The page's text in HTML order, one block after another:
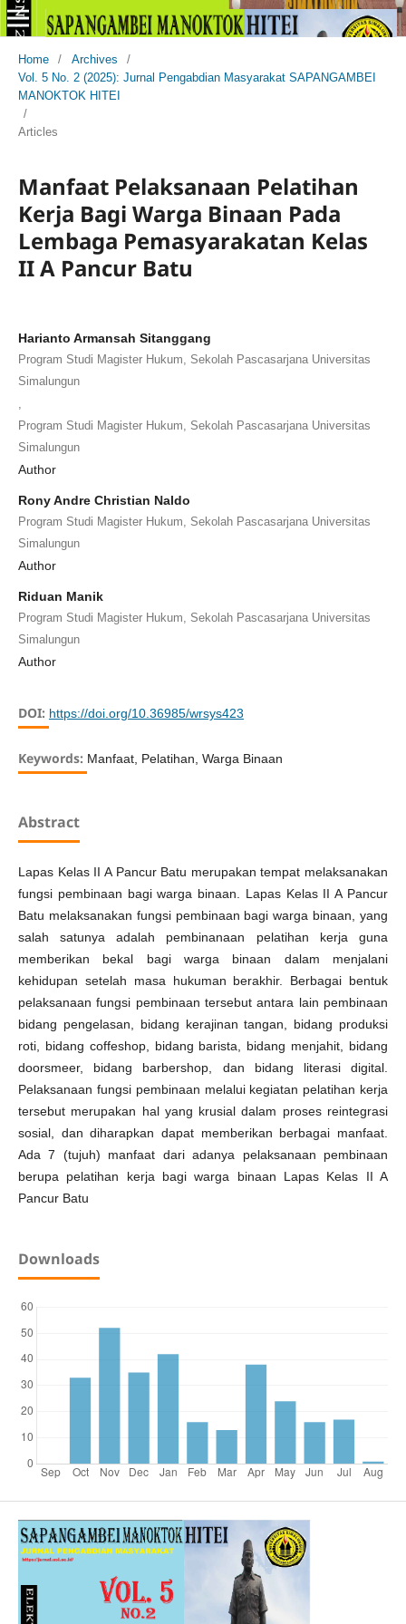
Home / Archives
/
Vol. 5 No. 2 (2025): Jurnal Pengabdian Masyarakat SAPANGAMBEI
MANOKTOK HITEI
/
Articles
Manfaat Pelaksanaan Pelatihan
Kerja Bagi Warga Binaan Pada
Lembaga Pemasyarakatan Kelas
II A Pancur Batu
Harianto Armansah Sitanggang
Program Studi Magister Hukum, Sekolah Pascasarjana Universitas
Simalungun
Program Studi Magister Hukum, Sekolah Pascasarjana Universitas
Simalungun
Author
Rony Andre Christian Naldo
Program Studi Magister Hukum, Sekolah Pascasarjana Universitas
Simalungun
Author
Riduan Manik
Program Studi Magister Hukum, Sekolah Pascasarjana Universitas
Simalungun
Author
DOI: https://doi.org/10.36985/wrsys423
Keywords: Manfaat, Pelatihan, Warga Binaan
Abstract
Lapas Kelas II A Pancur Batu merupakan tempat melaksanakan
fungsi pembinaan bagi warga binaan. Lapas Kelas II A Pancur
Batu melaksanakan fungsi pembinaan bagi warga binaan, yang
salah satunya adalah pembinanaan pelatihan kerja guna
memberikan bekal bagi warga binaan dalam menjalani
kehidupan setelah masa hukuman berakhir. Berbagai bentuk
pelaksanaan fungsi pembinaan tersebut antara lain pembinaan
bidang pengelasan, bidang kerajinan tangan, bidang produksi
roti, bidang coffeshop, bidang barista, bidang menjahit, bidang
doorsmeer, bidang barbershop, dan bidang literasi digital.
Pelaksanaan fungsi pembinaan melalui kegiatan pelatihan kerja
tersebut merupakan hal yang krusial dalam proses reintegrasi
sosial, dan diharapkan dapat memberikan berbagai manfaat.
Ada 7 (tujuh) manfaat dari adanya pelaksanaan pembinaan
berupa pelatihan kerja bagi warga binaan Lapas Kelas II A
Pancur Batu
Downloads